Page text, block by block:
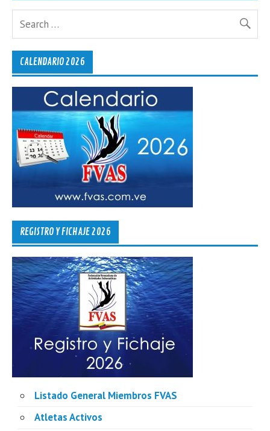
CALENDARIO 2026
REGISTRO Y FICHAJE 2026
Listado General Miembros FVAS
Atletas Activos